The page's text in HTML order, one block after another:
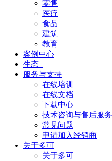
零售
医疗
食品
建筑
教育
案例中心
生态+
服务与支持
在线培训
在线文档
下载中心
技术咨询与售后服务
常见问题
申请加入经销商
关于多可
关于多可